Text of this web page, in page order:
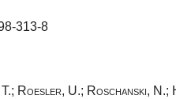
313-8
; Roesler, U.; Roschanski, N.;